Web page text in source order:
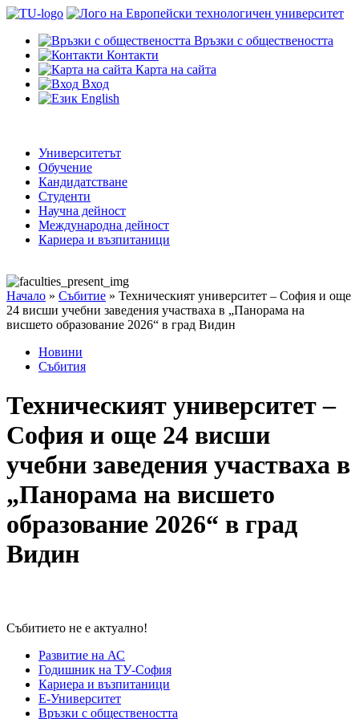
Връзки с обществеността
Контакти
Карта на сайта
Вход
English
Университетът
Обучение
Кандидатстване
Студенти
Научна дейност
Международна дейност
Кариера и възпитаници
Начало » Събитие » Техническият университет – София и още
24 висши учебни заведения участваха в „Панорама на
висшето образование 2026“ в град Видин
Новини
Събития
Техническият университет –
София и още 24 висши
учебни заведения участваха в
„Панорама на висшето
образование 2026“ в град
Видин
Събитието не е актуално!
Развитие на АС
Годишник на ТУ-София
Кариера и възпитаници
Е-Университет
Връзки с обществеността